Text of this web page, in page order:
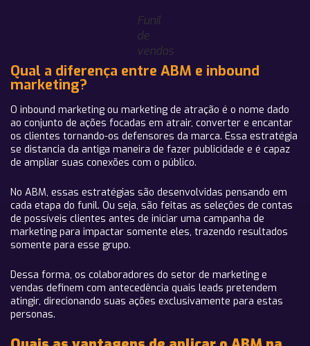
Funil
de
vendas
Qual a diferença entre ABM e inbound
marketing?
O inbound marketing ou marketing de atração é o nome dado
ao conjunto de ações focadas em atrair, converter e encantar
os clientes tornando-os defensores da marca. Essa estratégia
se distancia da antiga maneira de fazer publicidade e é capaz
de ampliar suas conexões com o público.
No ABM, essas estratégias são desenvolvidas pensando em
cada etapa do funil. Ou seja, são feitas as seleções de contas
de possíveis clientes antes de iniciar uma campanha de
marketing para impactar somente eles, trazendo resultados
somente para esse grupo.
Dessa forma, os colaboradores do setor de marketing e
vendas definem com antecedência quais leads pretendem
atingir, direcionando suas ações exclusivamente para estas
personas.